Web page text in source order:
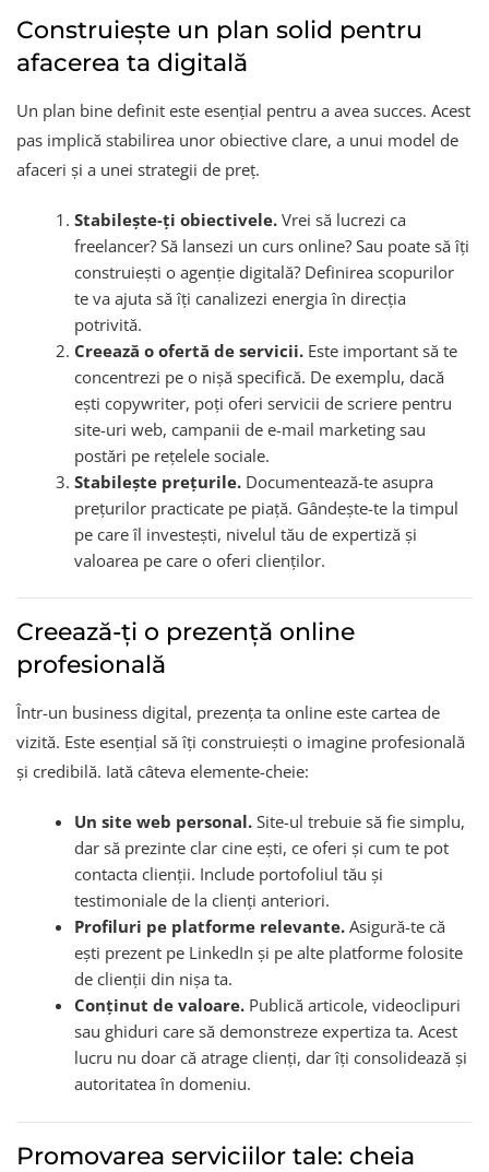
Construiește un plan solid pentru
afacerea ta digitală
Un plan bine definit este esențial pentru a avea succes. Acest
pas implică stabilirea unor obiective clare, a unui model de
afaceri și a unei strategii de preț.
Stabilește-ți obiectivele. Vrei să lucrezi ca
freelancer? Să lansezi un curs online? Sau poate să îți
construiești o agenție digitală? Definirea scopurilor
te va ajuta să îți canalizezi energia în direcția
potrivită.
Creează o ofertă de servicii. Este important să te
concentrezi pe o nișă specifică. De exemplu, dacă
ești copywriter, poți oferi servicii de scriere pentru
site-uri web, campanii de e-mail marketing sau
postări pe rețelele sociale.
Stabilește prețurile. Documentează-te asupra
prețurilor practicate pe piață. Gândește-te la timpul
pe care îl investești, nivelul tău de expertiză și
valoarea pe care o oferi clienților.
Creează-ți o prezență online
profesională
Într-un business digital, prezența ta online este cartea de
vizită. Este esențial să îți construiești o imagine profesională
și credibilă. Iată câteva elemente-cheie:
Un site web personal. Site-ul trebuie să fie simplu,
dar să prezinte clar cine ești, ce oferi și cum te pot
contacta clienții. Include portofoliul tău și
testimoniale de la clienți anteriori.
Profiluri pe platforme relevante. Asigură-te că
ești prezent pe LinkedIn și pe alte platforme folosite
de clienții din nișa ta.
Conținut de valoare. Publică articole, videoclipuri
sau ghiduri care să demonstreze expertiza ta. Acest
lucru nu doar că atrage clienți, dar îți consolidează și
autoritatea în domeniu.
Promovarea serviciilor tale: cheia